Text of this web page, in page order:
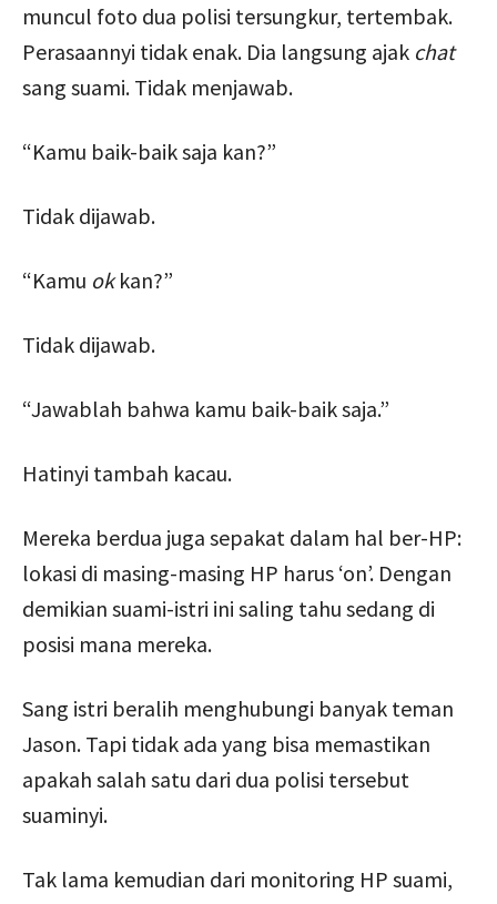
muncul foto dua polisi tersungkur, tertembak.
Perasaannyi tidak enak. Dia langsung ajak chat
sang suami. Tidak menjawab.
“Kamu baik-baik saja kan?”
Tidak dijawab.
“Kamu okkan?”
Tidak dijawab.
“Jawablah bahwa kamu baik-baik saja.”
Hatinyi tambah kacau.
Mereka berdua juga sepakat dalam hal ber-HP:
lokasi di masing-masing HP harus ‘on’. Dengan
demikian suami-istri ini saling tahu sedang di
posisi mana mereka.
Sang istri beralih menghubungi banyak teman
Jason. Tapi tidak ada yang bisa memastikan
apakah salah satu dari dua polisi tersebut
suaminyi.
Tak lama kemudian dari monitoring HP suami,